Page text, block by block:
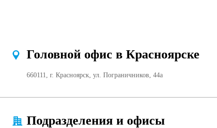
Головной офис в Красноярске
660111, г. Красноярск, ул. Пограничников, 44а
Подразделения и офисы